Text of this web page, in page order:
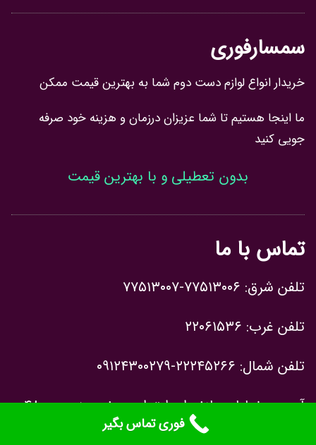
سمسارفوری
خریدار انواع لوازم دست دوم شما به بهترین قیمت ممکن
ما اینجا هستیم تا شما عزیزان درزمان و هزینه خود صرفه
جویی کنید
بدون تعطیلی و با بهترین قیمت
تماس با ما
تلفن شرق: ۷۷۵۱۳۰۰۶-۷۷۵۱۳۰۰۷
تلفن غرب: ۲۲۰۶۱۵۳۶
تلفن شمال: ۲۲۲۴۵۲۶۶-۰۹۱۲۴۳۰۰۲۷۹
آدرس: خیابان مازندران ابتدای مدنی جنوبی پ۴۸
فوری تماس بگیر